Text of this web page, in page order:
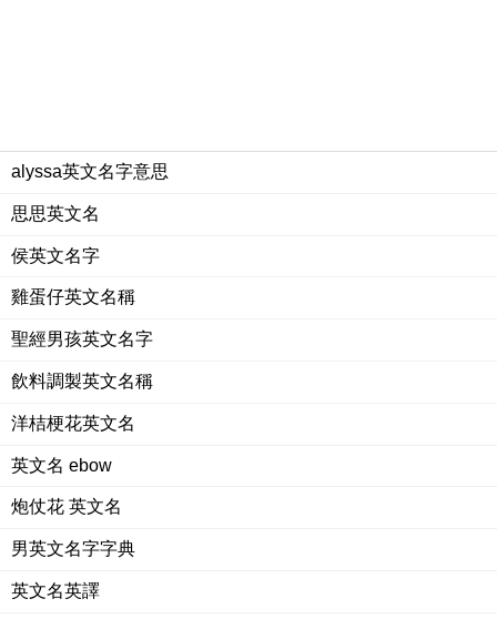
alyssa英文名字意思
思思英文名
侯英文名字
雞蛋仔英文名稱
聖經男孩英文名字
飲料調製英文名稱
洋桔梗花英文名
英文名 ebow
炮仗花 英文名
男英文名字字典
英文名英譯